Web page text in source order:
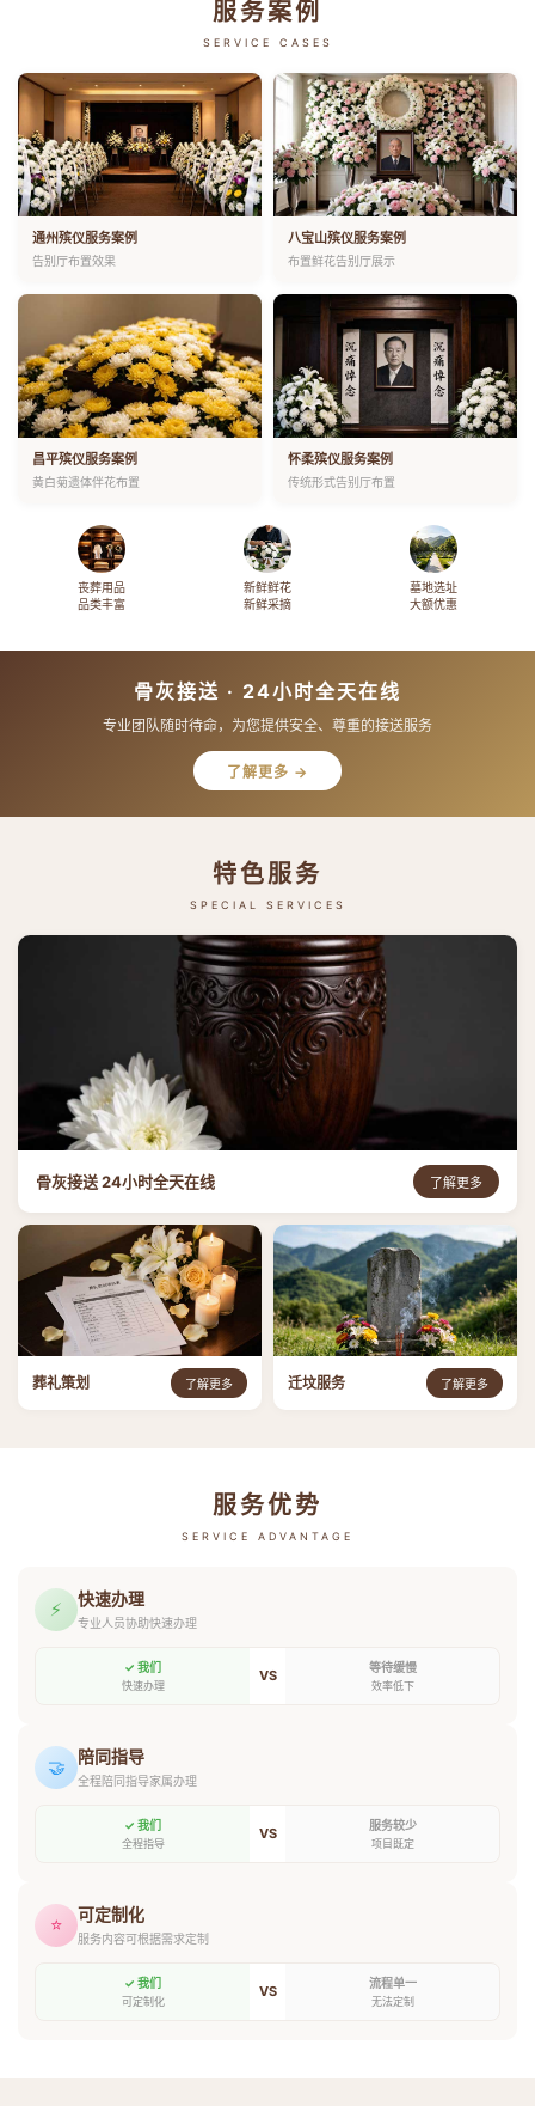
服务案例
SERVICE CASES
通州殡仪服务案例
告别厅布置效果
八宝山殡仪服务案例
布置鲜花告别厅展示
昌平殡仪服务案例
黄白菊遗体伴花布置
怀柔殡仪服务案例
传统形式告别厅布置
丧葬用品
品类丰富
新鲜鲜花
新鲜采摘
墓地选址
大额优惠
骨灰接送 · 24小时全天在线
专业团队随时待命，为您提供安全、尊重的接送服务
了解更多 →
特色服务
SPECIAL SERVICES
骨灰接送 24小时全天在线 了解更多
葬礼策划 了解更多 迁坟服务 了解更多
服务优势
SERVICE ADVANTAGE
⚡ 快速办理
专业人员协助快速办理
✓ 我们
快速办理
VS 等待缓慢
效率低下
🤝 陪同指导
全程陪同指导家属办理
✓ 我们
全程指导
VS 服务较少
项目既定
⭐ 可定制化
服务内容可根据需求定制
✓ 我们
可定制化
VS 流程单一
无法定制